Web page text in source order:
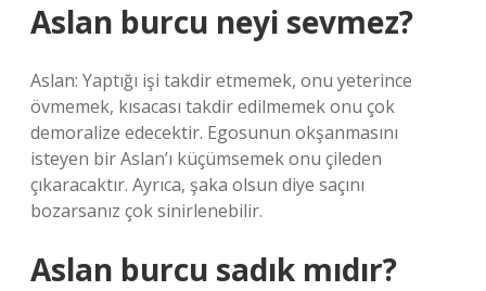
Aslan burcu neyi sevmez?
Aslan: Yaptığı işi takdir etmemek, onu yeterince
övmemek, kısacası takdir edilmemek onu çok
demoralize edecektir. Egosunun okşanmasını
isteyen bir Aslan’ı küçümsemek onu çileden
çıkaracaktır. Ayrıca, şaka olsun diye saçını
bozarsanız çok sinirlenebilir.
Aslan burcu sadık mıdır?